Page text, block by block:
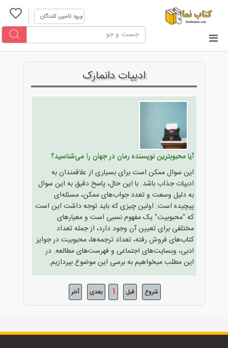
ورود تامین کنندگان
ادبیات دانمارک
آیا محبوبترین نویسنده رمان در جهان را می‌شناسید؟
این سوال ممکن است برای بسیاری از علاقمندان به
ادبیات جذاب باشد. با این حال، پاسخ دقیق به این سوال
به دلیل وسعت و تعدد جواب‌های ممکن، مسئله‌ای
پیچیده است. اولین چیزی که باید توجه داشت این است
که "محبوبیت" یک مفهوم نسبی است و معیارهای
مختلفی برای تعیین آن وجود دارد، از جمله تعداد
کتاب‌های فروش رفته، تعداد ترجمه‌ها، محبوبیت در جوایز
ادبی، وبسایت‌های اجتماعی و فهرست‌های مطالعه. در
این مطلب میخواهیم به برسی این موضوع بپردازیم.
شروع قبل 1 بعدی آخر